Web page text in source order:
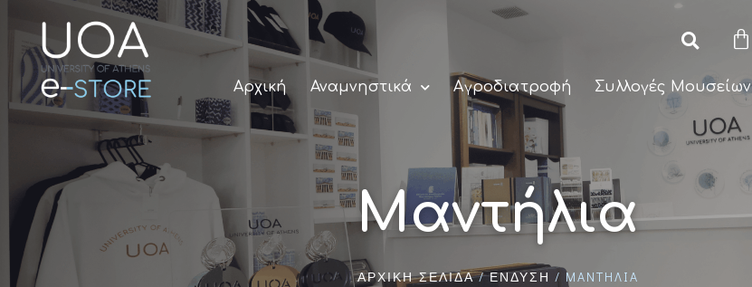
Αρχική Αναμνηστικά Αγροδιατροφή Συλλογές Μουσείων
Μαντήλια
ΑΡΧΙΚΉ ΣΕΛΊΔΑ/ΈΝΔΥΣΗ / ΜΑΝΤΉΛΙΑ